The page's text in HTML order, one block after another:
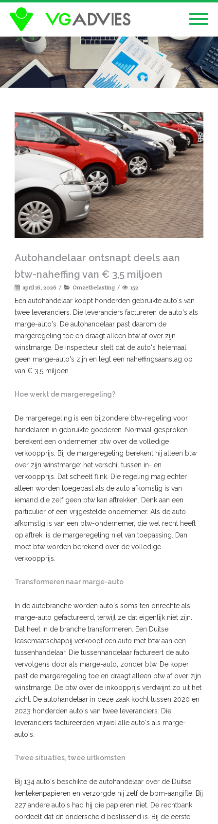
Autohandelaar ontsnapt deels aan
btw-naheffing van € 3,5 miljoen
april 16, 2026 Omzetbelasting 152
Een autohandelaar koopt honderden gebruikte auto's van
twee leveranciers. Die leveranciers factureren de auto's als
marge-auto's. De autohandelaar past daarom de
margeregeling toe en draagt alleen btw af over zijn
winstmarge. De inspecteur stelt dat de auto's helemaal
geen marge-auto's zijn en legt een naheffingsaanslag op
van € 3,5 miljoen.
Hoe werkt de margeregeling?
De margeregeling is een bijzondere btw-regeling voor
handelaren in gebruikte goederen. Normaal gesproken
berekent een ondernemer btw over de volledige
verkoopprijs. Bij de margeregeling berekent hij alleen btw
over zijn winstmarge: het verschil tussen in- en
verkoopprijs. Dat scheelt flink. Die regeling mag echter
alleen worden toegepast als de auto afkomstig is van
iemand die zelf geen btw kan aftrekken. Denk aan een
particulier of een vrijgestelde ondernemer. Als de auto
afkomstig is van een btw-ondernemer, die wel recht heeft
op aftrek, is de margeregeling niet van toepassing. Dan
moet btw worden berekend over de volledige
verkoopprijs.
Transformeren naar marge-auto
In de autobranche worden auto's soms ten onrechte als
marge-auto gefactureerd, terwijl ze dat eigenlijk niet zijn.
Dat heet in de branche transformeren. Een Duitse
leasemaatschappij verkoopt een auto met btw aan een
tussenhandelaar. Die tussenhandelaar factureert de auto
vervolgens door als marge-auto, zonder btw. De koper
past de margeregeling toe en draagt alleen btw af over zijn
winstmarge. De btw over de inkoopprijs verdwijnt zo uit het
zicht. De autohandelaar in deze zaak kocht tussen 2020 en
2023 honderden auto's van twee leveranciers. Die
leveranciers factureerden vrijwel alle auto's als marge-
auto's.
Twee situaties, twee uitkomsten
Bij 134 auto's beschikte de autohandelaar over de Duitse
kentekenpapieren en verzorgde hij zelf de bpm-aangifte. Bij
227 andere auto's had hij die papieren niet. De rechtbank
oordeelt dat dit onderscheid beslissend is. Bij de eerste